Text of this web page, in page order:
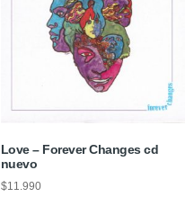
Love – Forever Changes cd
nuevo
$11.990